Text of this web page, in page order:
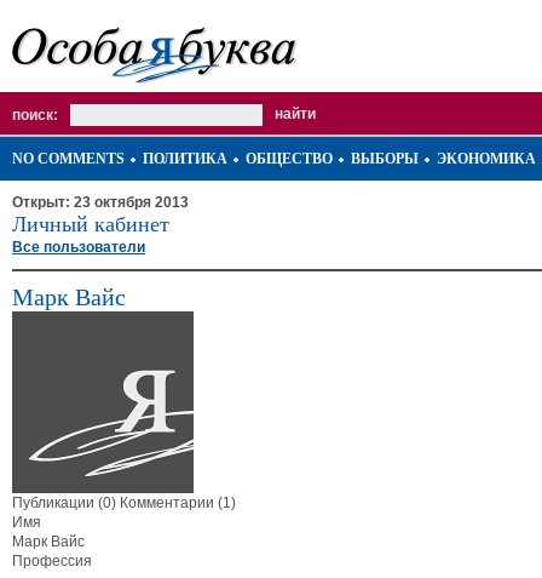
поиск:
NO COMMENTS ПОЛИТИКА ОБЩЕСТВО ВЫБОРЫ ЭКОНОМИКА
Открыт: 23 октября 2013
Личный кабинет
Все пользователи
Марк Вайс
Публикации (0) Комментарии (1)
Имя
Марк Вайс
Профессия